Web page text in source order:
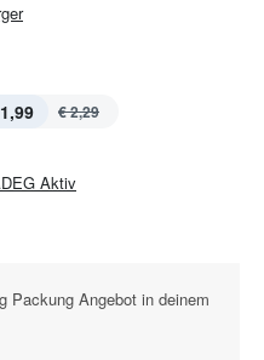
€ 2,29
Aktiv
Packung Angebot in deinem